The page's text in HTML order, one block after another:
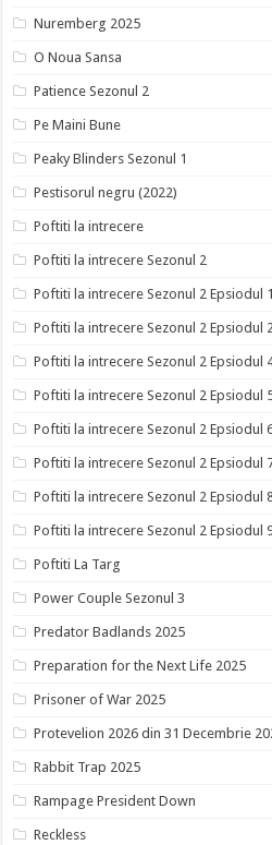
Nuremberg 2025
O Noua Sansa
Patience Sezonul 2
Pe Maini Bune
Peaky Blinders Sezonul 1
Pestisorul negru (2022)
Poftiti la intrecere
Poftiti la intrecere Sezonul 2
Poftiti la intrecere Sezonul 2 Epsiodul
Poftiti la intrecere Sezonul 2 Epsiodul
Poftiti la intrecere Sezonul 2 Epsiodul
Poftiti la intrecere Sezonul 2 Epsiodul
Poftiti la intrecere Sezonul 2 Epsiodul
Poftiti la intrecere Sezonul 2 Epsiodul
Poftiti la intrecere Sezonul 2 Epsiodul
Poftiti la intrecere Sezonul 2 Epsiodul
Poftiti La Targ
Power Couple Sezonul 3
Predator Badlands 2025
Preparation for the Next Life 2025
Prisoner of War 2025
Protevelion 2026 din 31 Decembrie
Rabbit Trap 2025
Rampage President Down
Reckless